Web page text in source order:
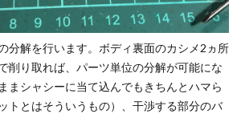
分解を行います。ボディ裏面のカシメ2ヵ所
削り取れば、パーツ単位の分解が可能にな
まシャシーに当て込んでもきちんとハマら
トとはそういうもの）、干渉する部分のバ